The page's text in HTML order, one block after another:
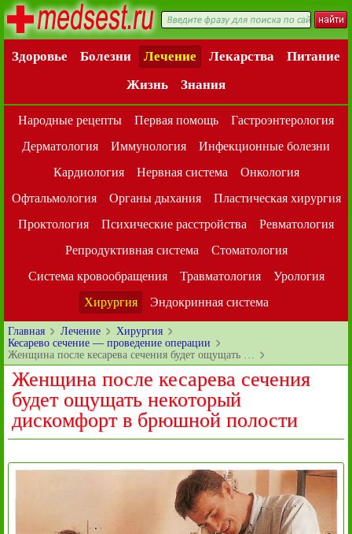
Здоровье Болезни Лечение Лекарства
Питание
Жизнь
Знания
Народные рецепты Первая помощь
Гастроэнтерология
Дерматология
Иммунология
Инфекционные болезни
Кардиология
Нервная система
Онкология
Офтальмология
Органы дыхания
Пластическая хирургия
Проктология
Психические расстройства
Ревматология
Репродуктивная система
Стоматология
Система кровообращения
Травматология
Урология
Хирургия
Эндокринная система
Главная Лечение
Хирургия
Кесарево сечение — проведение операции
Женщина после кесарева сечения будет ощущать …
Женщина после кесарева сечения
будет ощущать некоторый
дискомфорт в брюшной полости